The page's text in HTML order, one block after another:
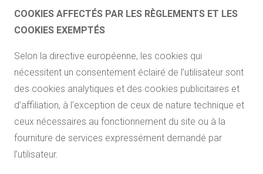
COOKIES AFFECTÉS PAR LES RÈGLEMENTS ET LES
COOKIES EXEMPTÉS
Selon la directive européenne, les cookies qui
nécessitent un consentement éclairé de l’utilisateur sont
des cookies analytiques et des cookies publicitaires et
d’affiliation, à l’exception de ceux de nature technique et
ceux nécessaires au fonctionnement du site ou à la
fourniture de services expressément demandé par
l’utilisateur.